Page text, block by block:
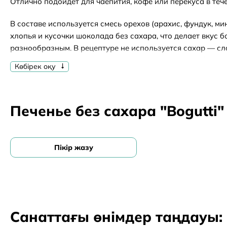
В составе используется смесь орехов (арахис, фундук,
хлопья и кусочки шоколада без сахара, что делает вкус
разнообразным. В рецептуре не используется сахар —
за счёт подсластителя мальтита, который по вкусу близок
выраженного послевкусия.
без добавленного сахара
с кусочками шоколада без сахара
подходит для перекуса и чаепития
шоколад без сахара 2,5% (мальтит, какао тёртое, соевый
Көбірек оқу
Печенье без сахара
Пікір жазу
Санаттағы өнімдер таңдауы: